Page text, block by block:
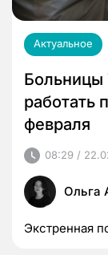
Актуальное
Больницы
работать
февраля
08:29 /
Ольга
Экстренная